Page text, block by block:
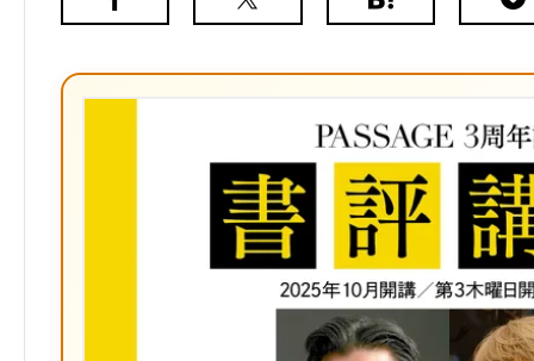
Facebook
X（旧
は
ク
マ
ー
ク